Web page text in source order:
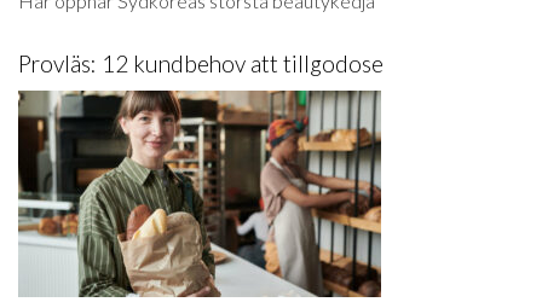
Provläs: 12 kundbehov att tillgodose